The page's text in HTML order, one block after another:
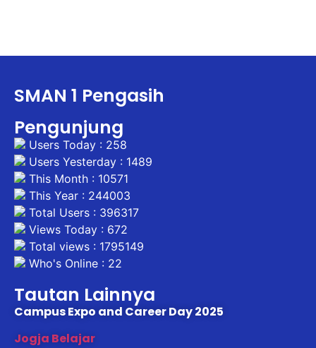
SMAN 1 Pengasih
Pengunjung
Users Today : 258
Users Yesterday : 1489
This Month : 10571
This Year : 244003
Total Users : 396317
Views Today : 672
Total views : 1795149
Who's Online : 22
Tautan Lainnya
Campus Expo and Career Day 2025
Jogja Belajar